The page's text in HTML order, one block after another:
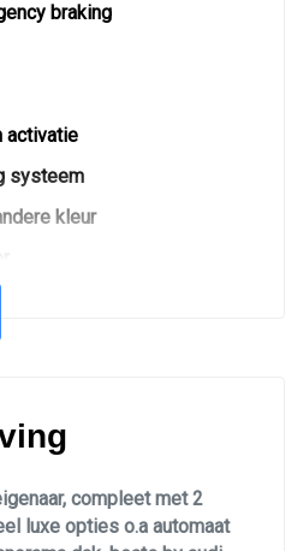
braking
activatie
systeem
kleur
compleet met 2
luxe opties o.a automaat